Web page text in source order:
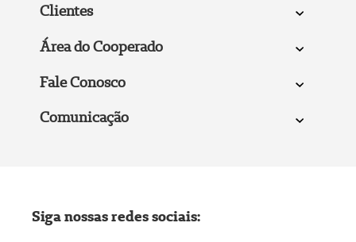
Clientes
Área do Cooperado
Fale Conosco
Comunicação
Siga nossas redes sociais: